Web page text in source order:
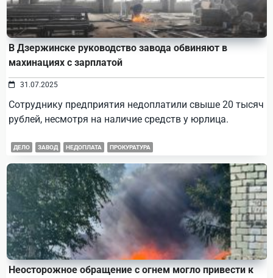
В Дзержинске руководство завода обвиняют в
махинациях с зарплатой
31.07.2025
Сотруднику предприятия недоплатили свыше 20 тысяч
рублей, несмотря на наличие средств у юрлица.
ДЕЛО ЗАВОД НЕДОПЛАТА ПРОКУРАТУРА
Неосторожное обращение с огнем могло привести к